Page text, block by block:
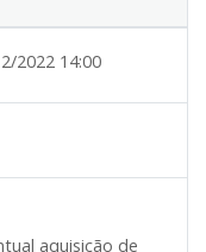
2022 14:00
aquisição de